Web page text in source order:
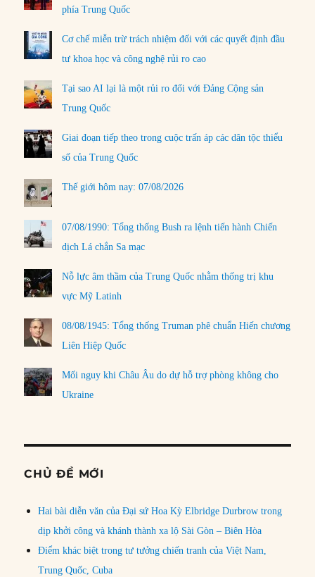
phía Trung Quốc
Cơ chế miễn trừ trách nhiệm đối với các quyết định đầu
tư khoa học và công nghệ rủi ro cao
Tại sao AI lại là một rủi ro đối với Đảng Cộng sản
Trung Quốc
Giai đoạn tiếp theo trong cuộc trấn áp các dân tộc thiểu
số của Trung Quốc
Thế giới hôm nay: 07/08/2026
07/08/1990: Tổng thống Bush ra lệnh tiến hành Chiến
dịch Lá chắn Sa mạc
Nỗ lực âm thầm của Trung Quốc nhằm thống trị khu
vực Mỹ Latinh
08/08/1945: Tổng thống Truman phê chuẩn Hiến chương
Liên Hiệp Quốc
Mối nguy khi Châu Âu do dự hỗ trợ phòng không cho
Ukraine
CHỦ ĐỀ MỚI
Hai bài diễn văn của Đại sứ Hoa Kỳ Elbridge Durbrow trong
dịp khởi công và khánh thành xa lộ Sài Gòn – Biên Hòa
Điểm khác biệt trong tư tưởng chiến tranh của Việt Nam,
Trung Quốc, Cuba